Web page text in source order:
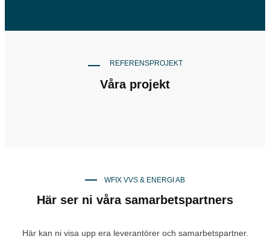
REFERENSPROJEKT
Våra projekt
WFIX VVS & ENERGI AB
Här ser ni våra samarbetspartners
Här kan ni visa upp era leverantörer och samarbetspartner.